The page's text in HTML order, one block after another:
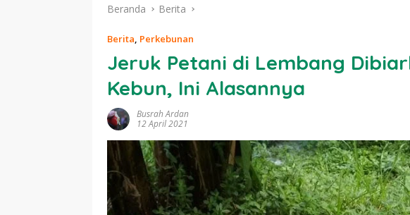
Beranda Berita
Berita, Perkebunan
Jeruk Petani di Lembang
Kebun, Ini Alasannya
Busrah Ardan
12 April 2021